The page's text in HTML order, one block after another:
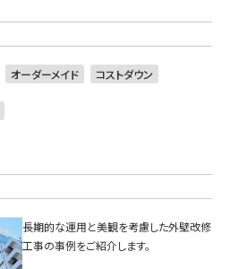
オーダーメイド コストダウン
長期的な運用と美観を考慮した外壁改修
工事の事例をご紹介します。